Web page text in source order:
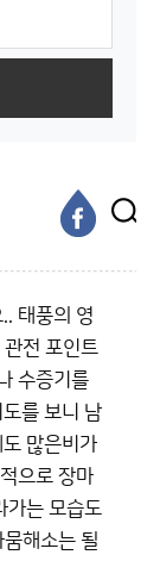
태풍의 영
전 포인트
수증기를
를 보니 남
많은비가
으로 장마
가는 모습도
해소는 될